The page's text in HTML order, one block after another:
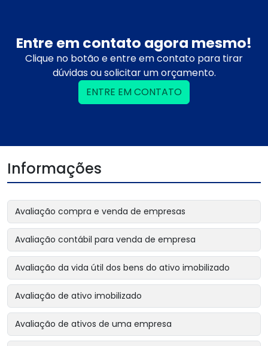
Entre em contato agora mesmo!
Clique no botão e entre em contato para tirar
dúvidas ou solicitar um orçamento.
ENTRE EM CONTATO
Informações
Avaliação compra e venda de empresas
Avaliação contábil para venda de empresa
Avaliação da vida útil dos bens do ativo imobilizado
Avaliação de ativo imobilizado
Avaliação de ativos de uma empresa